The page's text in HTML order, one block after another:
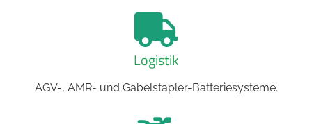
Logistik
AGV-, AMR- und Gabelstapler-Batteriesysteme.